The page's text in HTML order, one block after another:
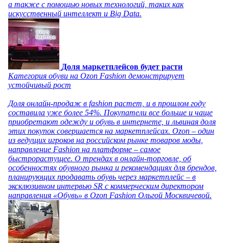
а также с помощью новых технологий, таких как
искусственный интеллект и Big Data.
Доля маркетплейсов будет расти
Категория обуви на Ozon Fashion демонстрирует
устойчивый рост
Доля онлайн-продаж в fashion растет, и в прошлом году
составила уже более 54%. Покупатели все больше и чаще
приобретают одежду и обувь в интернете, и львиная доля
этих покупок совершается на маркетплейсах. Ozon – один
из ведущих игроков на российском рынке товаров моды,
направление Fashion на платформе – самое
быстрорастущее. О трендах в онлайн-торговле, об
особенностях обувного рынка и рекомендациях для брендов,
планирующих продавать обувь через маркетплейс – в
эксклюзивном интервью SR с коммерческим директором
направления «Обувь» в Ozon Fashion Ольгой Москвичевой.